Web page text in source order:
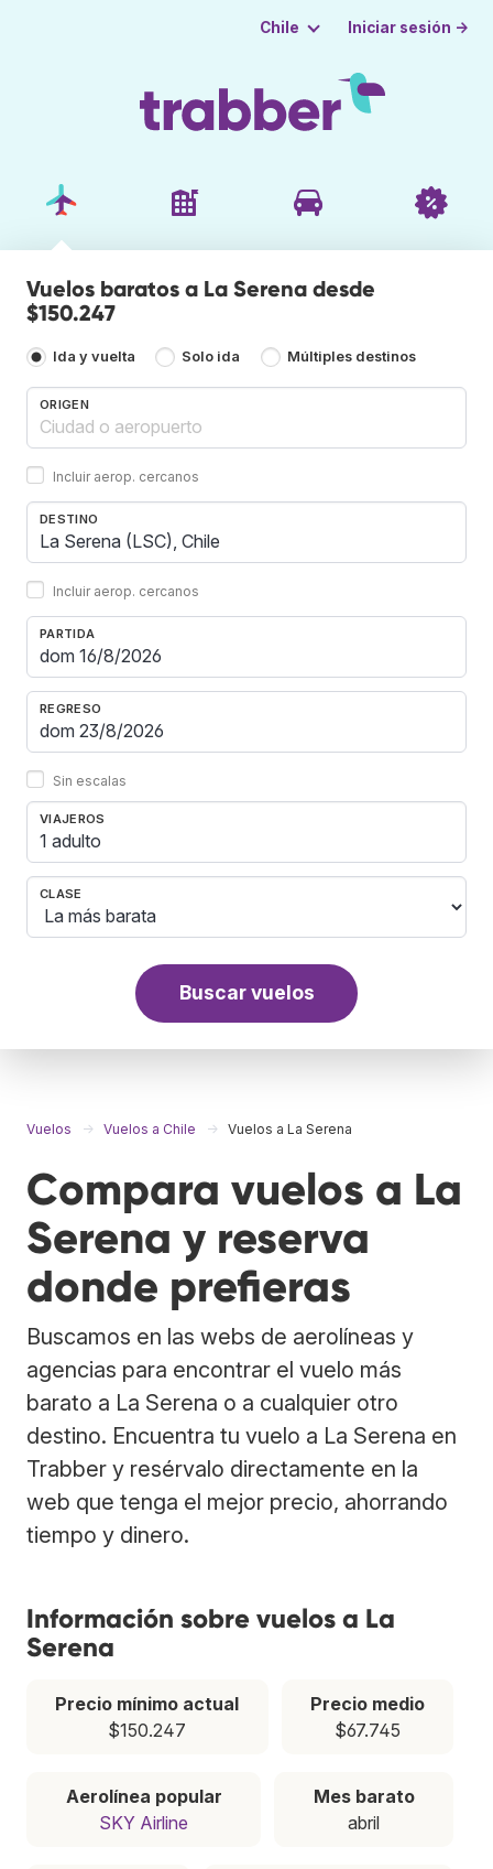
Chile Iniciar sesión →
Vuelos baratos a La Serena desde
$150.247
Ida y vuelta Solo ida Múltiples destinos
ORIGEN
Incluir aerop. cercanos
DESTINO
Incluir aerop. cercanos
PARTIDA
REGRESO
Sin escalas
VIAJEROS
1 adulto
CLASE
Buscar vuelos
Vuelos Vuelos a Chile Vuelos a La Serena
Compara vuelos a La
Serena y reserva
donde prefieras
Buscamos en las webs de aerolíneas y
agencias para encontrar el vuelo más
barato a La Serena o a cualquier otro
destino. Encuentra tu vuelo a La Serena en
Trabber y resérvalo directamente en la
web que tenga el mejor precio, ahorrando
tiempo y dinero.
Información sobre vuelos a La
Serena
Precio mínimo actual
$150.247
Precio medio
$67.745
Aerolínea popular
SKY Airline
Mes barato
abril